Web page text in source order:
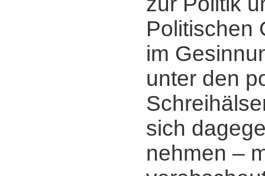
Politischen
im
unter den
sich
nehmen ‒